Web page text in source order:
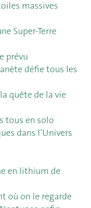
massives
Super-Terre
prévu
défie tous les
quête de la vie
tous en solo
dans l’Univers
en lithium de
où on le regarde